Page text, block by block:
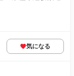
気になる